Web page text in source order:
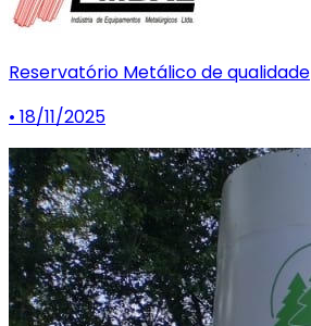
Reservatório Metálico de qualidade
• 18/11/2025